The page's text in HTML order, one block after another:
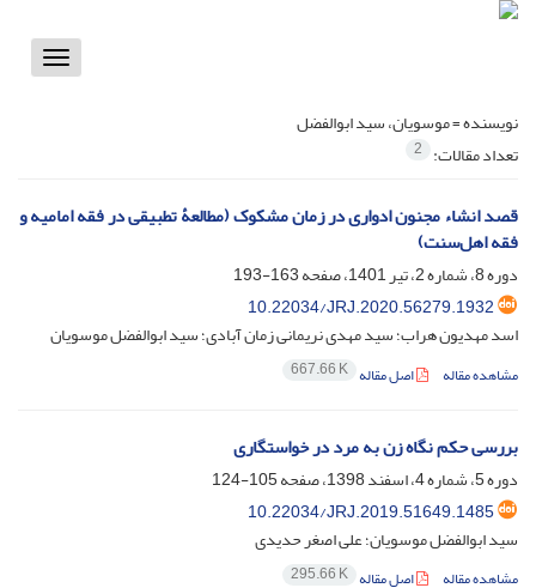
Toggle
نویسنده =موسویان، سید ابوالفضل
تعداد مقالات: 2
قصد انشاء مجنون ادواری در زمان مشکوک (مطالعۀ تطبیقی در فقه امامیه و
فقه اهل‌سنت)
دوره 8، شماره 2، تیر 1401، صفحه
163-193
10.22034/JRJ.2020.56279.1932
اسد مهدیون هراب؛ سید مهدی نریمانی زمان آبادی؛ سید ابوالفضل موسویان
مشاهده مقاله اصل مقاله 667.66 K
بررسی حکم نگاه زن به مرد در خواستگاری
دوره 5، شماره 4، اسفند 1398، صفحه
105-124
10.22034/JRJ.2019.51649.1485
سید ابوالفضل موسویان؛ علی اصغر حدیدی
مشاهده مقاله اصل مقاله 295.66 K